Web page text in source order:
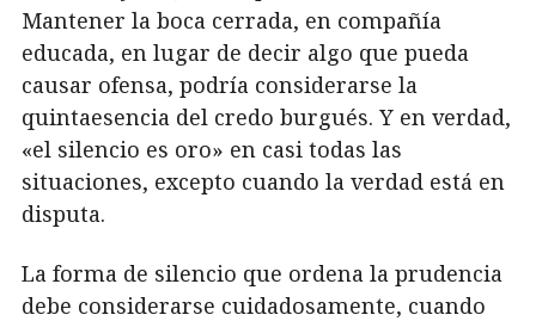
Mantener la boca cerrada, en compañía
educada, en lugar de decir algo que pueda
causar ofensa, podría considerarse la
quintaesencia del credo burgués. Y en verdad,
«el silencio es oro» en casi todas las
situaciones, excepto cuando la verdad está en
disputa.
La forma de silencio que ordena la prudencia
debe considerarse cuidadosamente, cuando